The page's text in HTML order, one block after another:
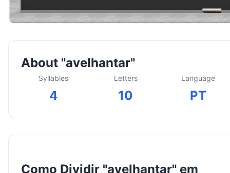
About "avelhantar"
Syllables
4
Letters
10
Language
PT
Como Dividir "avelhantar" em